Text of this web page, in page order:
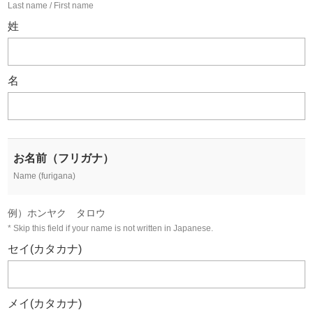
Last name / First name
姓
名
お名前（フリガナ）
Name (furigana)
例）ホンヤク タロウ
* Skip this field if your name is not written in Japanese.
セイ(カタカナ)
メイ(カタカナ)